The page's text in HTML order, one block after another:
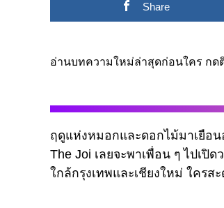
Share
อ่านบทความใหม่ล่าสุดก่อนใคร กดติ
ฤดูแห่งหมอกและดอกไม้มาเยือน
The Joi เลยจะพาเพื่อน ๆ ไปเปิ
ใกล้กรุงเทพและเชียงใหม่ ใคร